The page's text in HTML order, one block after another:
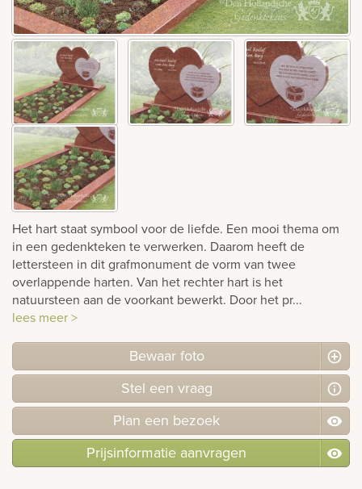
Bekijk
ook:
Het hart staat symbool voor de liefde. Een mooi thema om
in een gedenkteken te verwerken. Daarom heeft de
lettersteen in dit grafmonument de vorm van twee
overlappende harten. Van het rechter hart is het
natuursteen aan de voorkant bewerkt. Door het pr...
lees meer >
Bewaar foto
Stel een vraag
Plan een bezoek
Prijsinformatie aanvragen